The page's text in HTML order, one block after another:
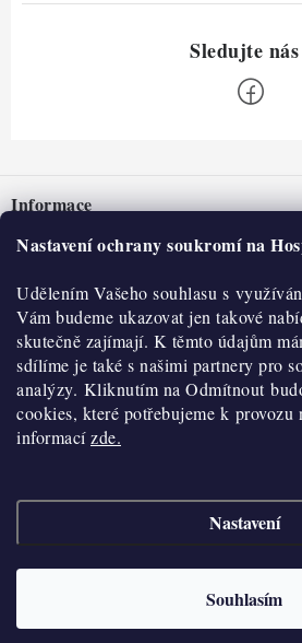
Nastavení ochrany soukromí na
Udělením Vašeho souhlasu s
Vám budeme ukazovat jen takové
skutečně zajímají. K těmto údajům
sdílíme je také s našimi partnery pro
analýzy. Kliknutím na Odmítnout
cookies, které potřebujeme k provozu
informacízde.
Nastavení
Souhlasím
pInformace
Nepřevzetí zásilky na dobírku
Obchodní podmínky
Hodnocení obchodu
Blog
Moje objednávka
O nás
Historie
Kontakty
O nákupu
Reklamace a vratky
Výdejní místa
Velkoobchod
Doprava a platba
Vytvořil Shoptet
Copyright 2026
cookies